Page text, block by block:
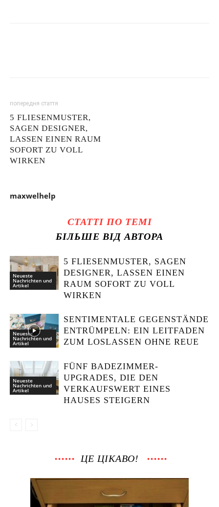
попередня стаття
5 FLIESENMUSTER,
SAGEN DESIGNER,
LASSEN EINEN RAUM
SOFORT ZU VOLL
WIRKEN
maxwelhelp
СТАТТІ ПО ТЕМІ
БІЛЬШЕ ВІД АВТОРА
Neueste
Nachrichten und
Artikel
5 FLIESENMUSTER, SAGEN
DESIGNER, LASSEN EINEN
RAUM SOFORT ZU VOLL
WIRKEN
Neueste
Nachrichten und
Artikel
SENTIMENTALE GEGENSTÄNDE
ENTRÜMPELN: EIN LEITFADEN
ZUM LOSLASSEN OHNE REUE
Neueste
Nachrichten und
Artikel
FÜNF BADEZIMMER-
UPGRADES, DIE DEN
VERKAUFSWERT EINES
HAUSES STEIGERN
ЦЕ ЦІКАВО!